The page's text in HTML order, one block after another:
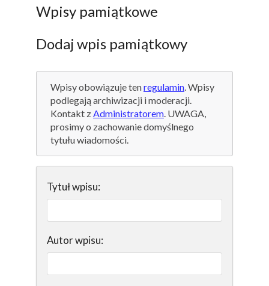
Wpisy pamiątkowe
Dodaj wpis pamiątkowy
Wpisy obowiązuje tenregulamin. Wpisy
podlegają archiwizacji i moderacji.
Kontakt zAdministratorem. UWAGA,
prosimy o zachowanie domyślnego
tytułu wiadomości.
Tytuł wpisu:
Autor wpisu: